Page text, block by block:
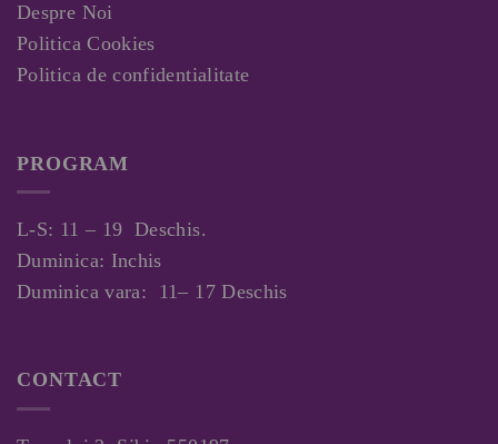
Despre Noi
Politica Cookies
Politica de confidentialitate
PROGRAM
L-S: 11 – 19 Deschis.
Duminica: Inchis
Duminica vara: 11– 17 Deschis
CONTACT